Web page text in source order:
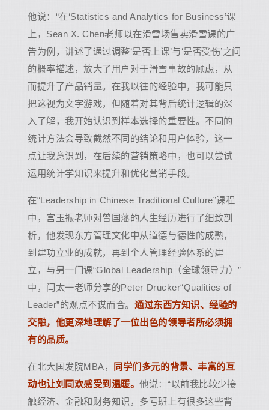
他说：“在‘Statistics and Analytics for Business’课
上，Sean X. Chen老师以在滑雪场售卖滑雪课的广
告为例，讲述了通过调整‘是否上课’与‘是否受伤’之间
的概率描述，放大了用户对于滑雪事故的顾虑，从
而提升了产品销量。在我以往的经验中，我可能只
把这视为文字游戏，但随着对其背后统计逻辑的深
入了解，我开始认识到样本选择的重要性。不同的
统计方法会导致截然不同的结论和用户体验，这一
点让我意识到，在后续的营销策略中，也可以尝试
运用统计学知识来提升和优化营销手段。
在“Leadership in Chinese Traditional Culture”课程
中，宫玉振老师对曾国藩的人生经历进行了细致剖
析，他发现东方管理文化中从道德与德性的成熟，
到建功立业的成就，再到个人管理经验体系的建
立，与另一门课“Global Leadership（全球领导力）”
中，闫太一老师分享的Peter Drucker“Qualities of
Leader”的观点不谋而合。 通过东西方知识、经验的
交融，他更深地理解了一位出色的领导者所必须拥
有的品质。
在北大国发院MBA，
同学们多元的背景、丰富的互
动也让刘同欢感受到温暖。他说：“以前我比较少接
触经济、金融和财务知识，多亏班上有很多这些背